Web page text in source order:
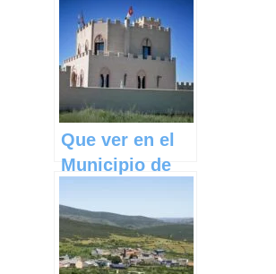
Que ver en el
Municipio de
Castilla La
Mancha